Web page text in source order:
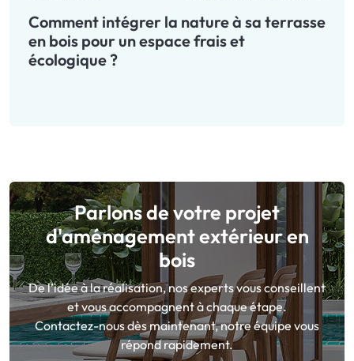
Comment intégrer la nature à sa terrasse
en bois pour un espace frais et
écologique ?
Parlons de votre projet
d'aménagement extérieur en
bois
De l’idée à la réalisation, nos experts vous conseillent
et vous accompagnent à chaque étape.
Contactez-nous dès maintenant, notre équipe vous
répond rapidement.